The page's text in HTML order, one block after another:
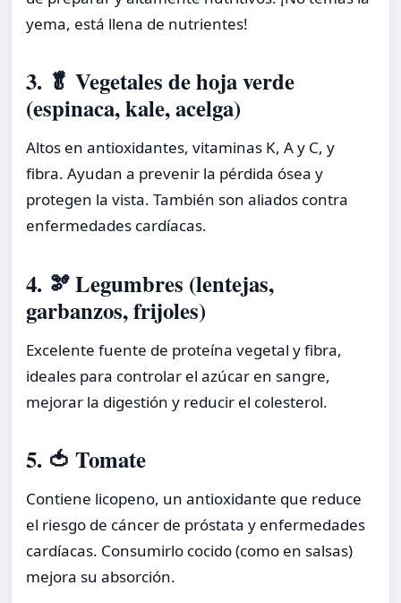
yema, está llena de nutrientes!
3. 🥬 Vegetales de hoja verde
(espinaca, kale, acelga)
Altos en antioxidantes, vitaminas K, A y C, y
fibra. Ayudan a prevenir la pérdida ósea y
protegen la vista. También son aliados contra
enfermedades cardíacas.
4. 🫘 Legumbres (lentejas,
garbanzos, frijoles)
Excelente fuente de proteína vegetal y fibra,
ideales para controlar el azúcar en sangre,
mejorar la digestión y reducir el colesterol.
5. 🍅 Tomate
Contiene licopeno, un antioxidante que reduce
el riesgo de cáncer de próstata y enfermedades
cardíacas. Consumirlo cocido (como en salsas)
mejora su absorción.